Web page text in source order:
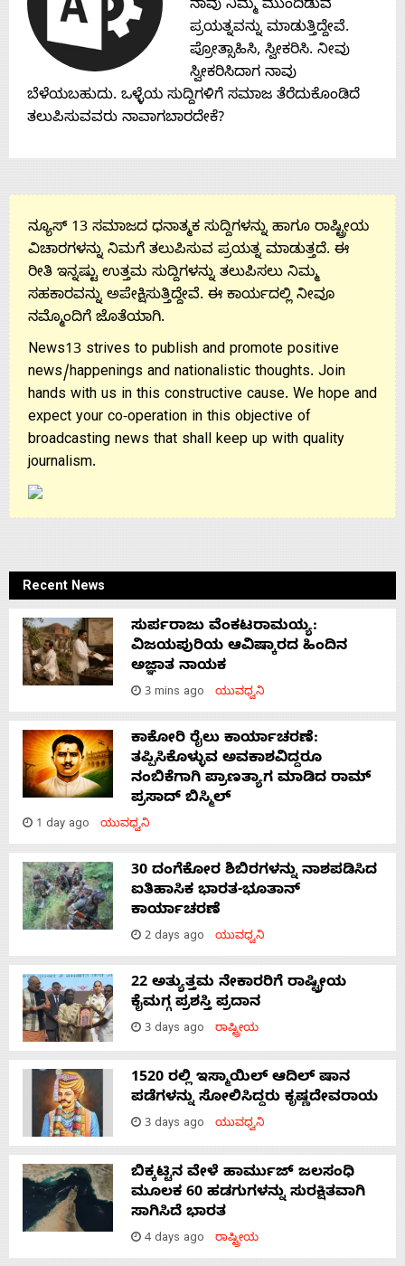
ನಾವು ನಿಮ್ಮ ಮುಂದಿಡುವ
ಪ್ರಯತ್ನವನ್ನು ಮಾಡುತ್ತಿದ್ದೇವೆ.
ಪ್ರೋತ್ಸಾಹಿಸಿ, ಸ್ವೀಕರಿಸಿ. ನೀವು
ಸ್ವೀಕರಿಸಿದಾಗ ನಾವು
ಬೆಳೆಯಬಹುದು. ಒಳ್ಳೆಯ ಸುದ್ದಿಗಳಿಗೆ ಸಮಾಜ ತೆರೆದುಕೊಂಡಿದೆ
ತಲುಪಿಸುವವರು ನಾವಾಗಬಾರದೇಕೆ?
ನ್ಯೂಸ್ 13 ಸಮಾಜದ ಧನಾತ್ಮಕ ಸುದ್ದಿಗಳನ್ನು ಹಾಗೂ ರಾಷ್ಟ್ರೀಯ
ವಿಚಾರಗಳನ್ನು ನಿಮಗೆ ತಲುಪಿಸುವ ಪ್ರಯತ್ನ ಮಾಡುತ್ತದೆ. ಈ
ರೀತಿ ಇನ್ನಷ್ಟು ಉತ್ತಮ ಸುದ್ದಿಗಳನ್ನು ತಲುಪಿಸಲು ನಿಮ್ಮ
ಸಹಕಾರವನ್ನು ಅಪೇಕ್ಷಿಸುತ್ತಿದ್ದೇವೆ. ಈ ಕಾರ್ಯದಲ್ಲಿ ನೀವೂ
ನಮ್ಮೊಂದಿಗೆ ಜೊತೆಯಾಗಿ.
News13 strives to publish and promote positive
news/happenings and nationalistic thoughts. Join
hands with us in this constructive cause. We hope and
expect your co-operation in this objective of
broadcasting news that shall keep up with quality
journalism.
Recent News
ಸುರ್ಪರಾಜು ವೆಂಕಟರಾಮಯ್ಯ:
ವಿಜಯಪುರಿಯ ಆವಿಷ್ಕಾರದ ಹಿಂದಿನ
ಅಜ್ಞಾತ ನಾಯಕ
3 mins ago ಯುವಧ್ವನಿ
ಕಾಕೋರಿ ರೈಲು ಕಾರ್ಯಾಚರಣೆ:
ತಪ್ಪಿಸಿಕೊಳ್ಳುವ ಅವಕಾಶವಿದ್ದರೂ
ನಂಬಿಕೆಗಾಗಿ ಪ್ರಾಣತ್ಯಾಗ ಮಾಡಿದ ರಾಮ್
ಪ್ರಸಾದ್ ಬಿಸ್ಮಿಲ್
1 day ago ಯುವಧ್ವನಿ
30 ದಂಗೆಕೋರ ಶಿಬಿರಗಳನ್ನು ನಾಶಪಡಿಸಿದ
ಐತಿಹಾಸಿಕ ಭಾರತ-ಭೂತಾನ್
ಕಾರ್ಯಾಚರಣೆ
2 days ago ಯುವಧ್ವನಿ
22 ಅತ್ಯುತ್ತಮ ನೇಕಾರರಿಗೆ ರಾಷ್ಟ್ರೀಯ
ಕೈಮಗ್ಗ ಪ್ರಶಸ್ತಿ ಪ್ರದಾನ
3 days ago ರಾಷ್ಟ್ರೀಯ
1520 ರಲ್ಲಿ ಇಸ್ಮಾಯಿಲ್ ಆದಿಲ್ ಷಾನ
ಪಡೆಗಳನ್ನು ಸೋಲಿಸಿದ್ದರು ಕೃಷ್ಣದೇವರಾಯ
3 days ago ಯುವಧ್ವನಿ
ಬಿಕ್ಕಟ್ಟಿನ ವೇಳೆ ಹಾರ್ಮುಜ್ ಜಲಸಂಧಿ
ಮೂಲಕ 60 ಹಡಗುಗಳನ್ನು ಸುರಕ್ಷಿತವಾಗಿ
ಸಾಗಿಸಿದೆ ಭಾರತ
4 days ago ರಾಷ್ಟ್ರೀಯ